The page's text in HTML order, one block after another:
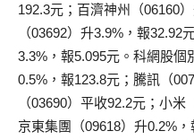
192.3元；百濟神州（06160
（03692）升3.9%，報32.92
3.3%，報5.095元。科網股個
0.5%，報123.8元；騰訊（
（03690）平收92.2元；小米
京東集團（09618）升0.2%